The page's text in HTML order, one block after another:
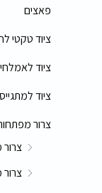
פאצים
ציוד טקטי
ציוד
ציוד
צרור